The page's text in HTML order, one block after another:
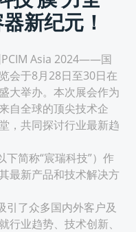
新纪元！
Asia 2024——国
会于8月28日至30日在
大举办。本次展会作为
自全球的顶尖技术企
，共同探讨行业最新趋
下简称“宸瑞科技”）作
最新产品和技术解决方
引了众多国内外客户及
行业趋势、技术创新、